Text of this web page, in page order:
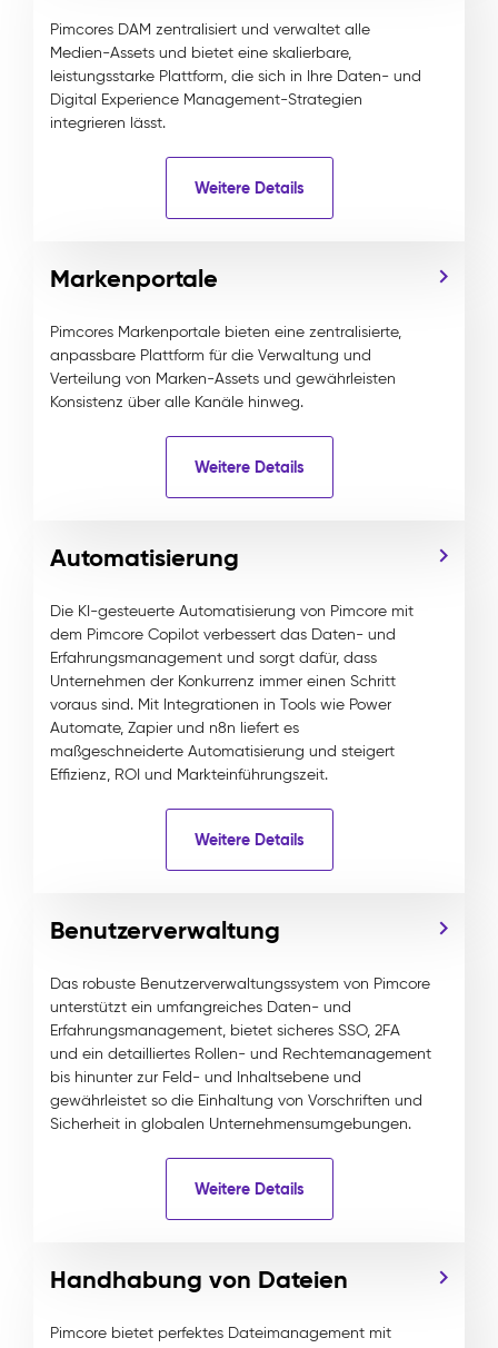
Pimcores DAM zentralisiert und verwaltet alle
Medien-Assets und bietet eine skalierbare,
leistungsstarke Plattform, die sich in Ihre Daten- und
Digital Experience Management-Strategien
integrieren lässt.
Weitere Details
Markenportale
Pimcores Markenportale bieten eine zentralisierte,
anpassbare Plattform für die Verwaltung und
Verteilung von Marken-Assets und gewährleisten
Konsistenz über alle Kanäle hinweg.
Weitere Details
Automatisierung
Die KI-gesteuerte Automatisierung von Pimcore mit
dem Pimcore Copilot verbessert das Daten- und
Erfahrungsmanagement und sorgt dafür, dass
Unternehmen der Konkurrenz immer einen Schritt
voraus sind. Mit Integrationen in Tools wie Power
Automate, Zapier und n8n liefert es
maßgeschneiderte Automatisierung und steigert
Effizienz, ROI und Markteinführungszeit.
Weitere Details
Benutzerverwaltung
Das robuste Benutzerverwaltungssystem von Pimcore
unterstützt ein umfangreiches Daten- und
Erfahrungsmanagement, bietet sicheres SSO, 2FA
und ein detailliertes Rollen- und Rechtemanagement
bis hinunter zur Feld- und Inhaltsebene und
gewährleistet so die Einhaltung von Vorschriften und
Sicherheit in globalen Unternehmensumgebungen.
Weitere Details
Handhabung von Dateien
Pimcore bietet perfektes Dateimanagement mit